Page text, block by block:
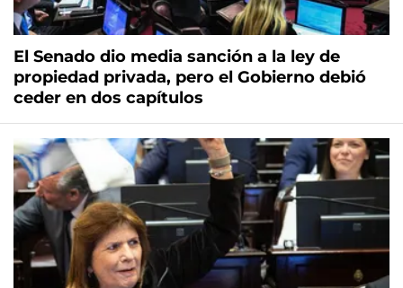
El Senado dio media sanción a la ley de
propiedad privada, pero el Gobierno debió
ceder en dos capítulos